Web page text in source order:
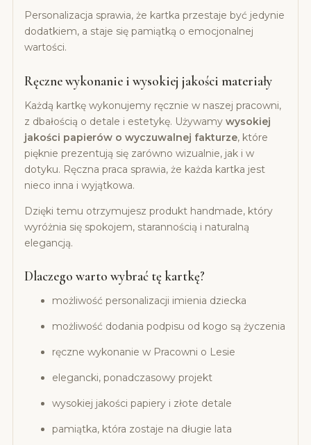
Personalizacja sprawia, że kartka przestaje być jedynie
dodatkiem, a staje się pamiątką o emocjonalnej
wartości.
Ręczne wykonanie i wysokiej jakości materiały
Każdą kartkę wykonujemy ręcznie w naszej pracowni,
z dbałością o detale i estetykę. Używamy wysokiej
jakości papierów o wyczuwalnej fakturze, które
pięknie prezentują się zarówno wizualnie, jak i w
dotyku. Ręczna praca sprawia, że każda kartka jest
nieco inna i wyjątkowa.
Dzięki temu otrzymujesz produkt handmade, który
wyróżnia się spokojem, starannością i naturalną
elegancją.
Dlaczego warto wybrać tę kartkę?
możliwość personalizacji imienia dziecka
możliwość dodania podpisu od kogo są życzenia
ręczne wykonanie w Pracowni o Lesie
elegancki, ponadczasowy projekt
wysokiej jakości papiery i złote detale
pamiątka, która zostaje na długie lata